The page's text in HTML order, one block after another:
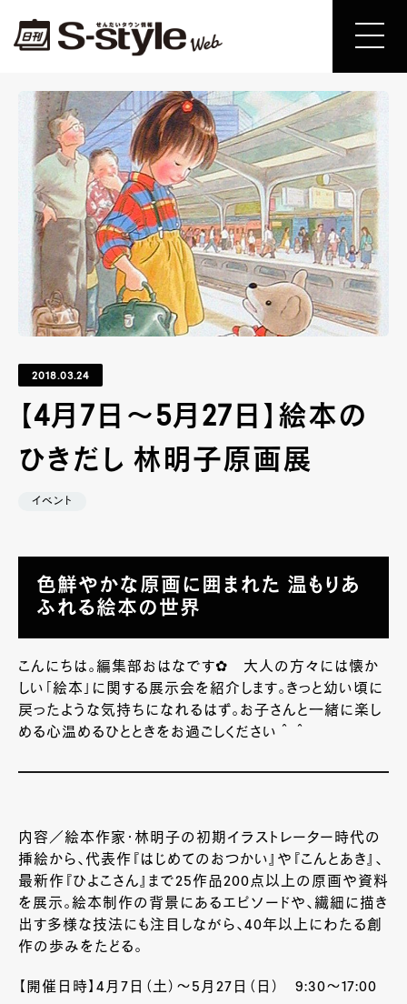
2018.03.24
【4月7日～5月27日】絵本の
ひきだし 林明子原画展
イベント
色鮮やかな原画に囲まれた 温もりあ
ふれる絵本の世界
こんにちは。編集部おはなです✿ 大人の方々には懐か
しい「絵本」に関する展示会を紹介します。きっと幼い頃に
戻ったような気持ちになれるはず。お子さんと一緒に楽し
める心温めるひとときをお過ごしください＾＾
内容／絵本作家・林明子の初期イラストレーター時代の
挿絵から、代表作『はじめてのおつかい』や『こんとあき』、
最新作『ひよこさん』まで25作品200点以上の原画や資料
を展示。絵本制作の背景にあるエピソードや、繊細に描き
出す多様な技法にも注目しながら、40年以上にわたる創
作の歩みをたどる。
【開催日時】4月7日（土）～5月27日（日） 9:30～17:00